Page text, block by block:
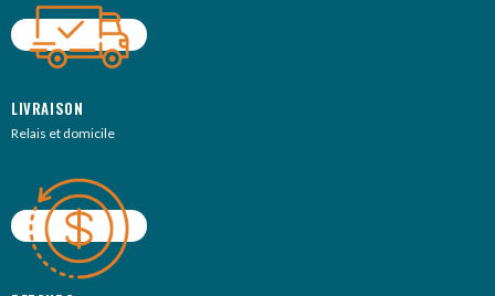
LIVRAISON
Relais et domicile